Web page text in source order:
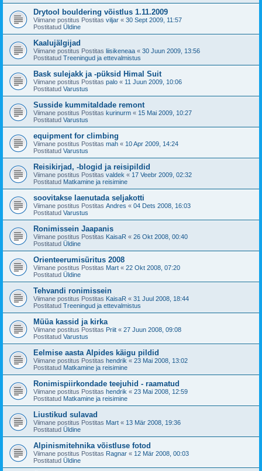
Drytool bouldering võistlus 1.11.2009
Viimane postitus Postitas viljar « 30 Sept 2009, 11:57
Postitatud Üldine
Kaalujälgijad
Viimane postitus Postitas liisikeneaa « 30 Juun 2009, 13:56
Postitatud Treeningud ja ettevalmistus
Bask sulejakk ja -püksid Himal Suit
Viimane postitus Postitas palo « 11 Juun 2009, 10:06
Postitatud Varustus
Susside kummitaldade remont
Viimane postitus Postitas kurinurm « 15 Mai 2009, 10:27
Postitatud Varustus
equipment for climbing
Viimane postitus Postitas mah « 10 Apr 2009, 14:24
Postitatud Varustus
Reisikirjad, -blogid ja reisipildid
Viimane postitus Postitas valdek « 17 Veebr 2009, 02:32
Postitatud Matkamine ja reisimine
soovitakse laenutada seljakotti
Viimane postitus Postitas Andres « 04 Dets 2008, 16:03
Postitatud Varustus
Ronimissein Jaapanis
Viimane postitus Postitas KaisaR « 26 Okt 2008, 00:40
Postitatud Üldine
Orienteerumisüritus 2008
Viimane postitus Postitas Mart « 22 Okt 2008, 07:20
Postitatud Üldine
Tehvandi ronimissein
Viimane postitus Postitas KaisaR « 31 Juul 2008, 18:44
Postitatud Treeningud ja ettevalmistus
Müüa kassid ja kirka
Viimane postitus Postitas Priit « 27 Juun 2008, 09:08
Postitatud Varustus
Eelmise aasta Alpides käigu pildid
Viimane postitus Postitas hendrik « 23 Mai 2008, 13:02
Postitatud Matkamine ja reisimine
Ronimispiirkondade teejuhid - raamatud
Viimane postitus Postitas hendrik « 23 Mai 2008, 12:59
Postitatud Matkamine ja reisimine
Liustikud sulavad
Viimane postitus Postitas Mart « 13 Mär 2008, 19:36
Postitatud Üldine
Alpinismitehnika võistluse fotod
Viimane postitus Postitas Ragnar « 12 Mär 2008, 00:03
Postitatud Üldine